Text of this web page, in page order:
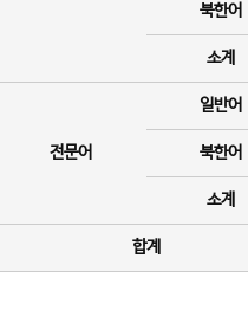
북한어
소계
전문어
일반어
북한어
소계
합계